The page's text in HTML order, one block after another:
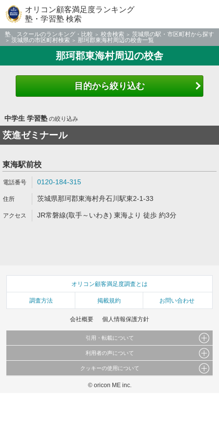
オリコン顧客満足度ランキング
塾・学習塾 検索
塾、スクールのランキング・比較 校舎検索
茨城県の駅・市区町村から探す
茨城県の市区町村検索
那珂郡東海村周辺の校舎一覧
那珂郡東海村周辺の校舎
目的から絞り込む
中学生 学習塾の絞り込み
茨進ゼミナール
東海駅前校
0120-184-315
茨城県那珂郡東海村舟石川駅東2-1-33
JR常磐線(取手～いわき) 東海より 徒歩 約3分
オリコン顧客満足度調査とは
調査方法 掲載規約 お問い合わせ
会社概要 個人情報保護方針
引用・転載について
当サイトで公開されている情報（文字、写真、イラスト、画像データ等）及びこれらの配
これらの情報を権利者の許可なく無断転載・複製などの二次利用を行うことは固く禁じて
利用者の声について
当サイトに掲載している内容はすべてサービスの利用者が提出された見解・感想です。
弊社の見解・ 意見ではないことをご理解いただいた上でご覧ください。
クッキーの使用について
このサイトでは Cookie を使用して、ユーザーに合わせたコンテンツや広告の表示、ソー
© oricon ME inc.